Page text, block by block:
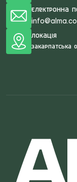
Електронна
Локація
Закарпатська